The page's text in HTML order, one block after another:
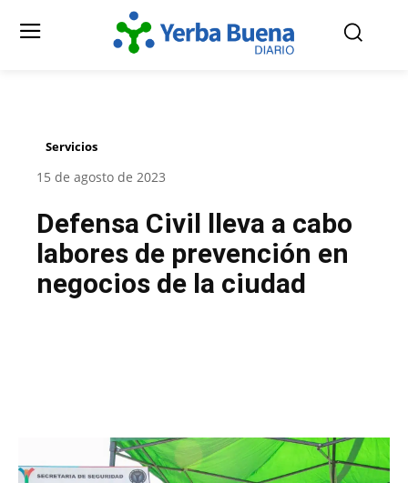
Servicios
15 de agosto de 2023
Defensa Civil lleva a cabo
labores de prevención en
negocios de la ciudad